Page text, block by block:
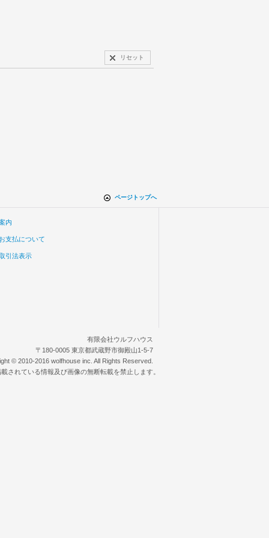
リセット
ページトップへ
内
支払について
引法表示
有限会社ウルフハウス
〒180-0005 東京都武蔵野市御殿山1-5-7
© 2010-2016 wolfhouse inc. All Rights Reserved.
されている情報及び画像の無断転載を禁止します。